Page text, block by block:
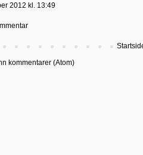
2012 kl. 13:49
kommentarer (Atom)